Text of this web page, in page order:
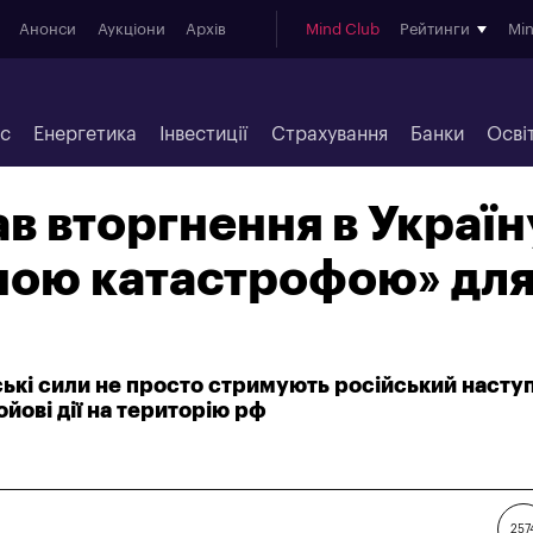
Анонси Аукціони Архів Mind Club Рейтинги
Енергетика Інвестиції Страхування Банки
вторгнення в
катастрофою»
сили не просто стримують російський
дії на територію рф